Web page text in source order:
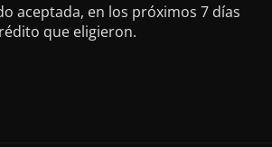
aceptada, en los próximos 7 días
que eligieron.